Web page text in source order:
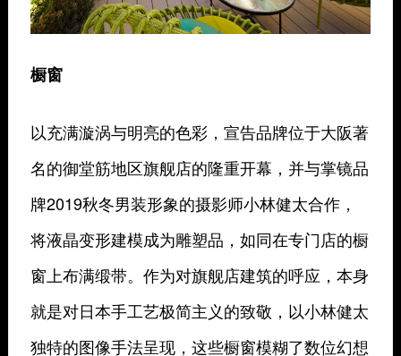
橱窗
以充满漩涡与明亮的色彩，宣告品牌位于大阪著
名的御堂筋地区旗舰店的隆重开幕，并与掌镜品
牌2019秋冬男装形象的摄影师小林健太合作，
将液晶变形建模成为雕塑品，如同在专门店的橱
窗上布满缎带。作为对旗舰店建筑的呼应，本身
就是对日本手工艺极简主义的致敬，以小林健太
独特的图像手法呈现，这些橱窗模糊了数位幻想